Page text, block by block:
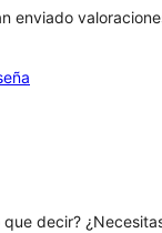
enviado
que decir?